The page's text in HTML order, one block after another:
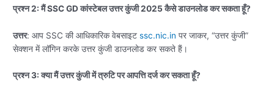
प्रश्न 2: मैं SSC GD कांस्टेबल उत्तर कुंजी 2025 कैसे डाउनलोड कर सकता हूँ?
उत्तर: आप SSC की आधिकारिक वेबसाइटssc.nic.in पर जाकर, “उत्तर कुंजी”
सेक्शन में लॉगिन करके उत्तर कुंजी डाउनलोड कर सकते हैं।
प्रश्न 3: क्या मैं उत्तर कुंजी में त्रुटि पर आपत्ति दर्ज कर सकता हूँ?